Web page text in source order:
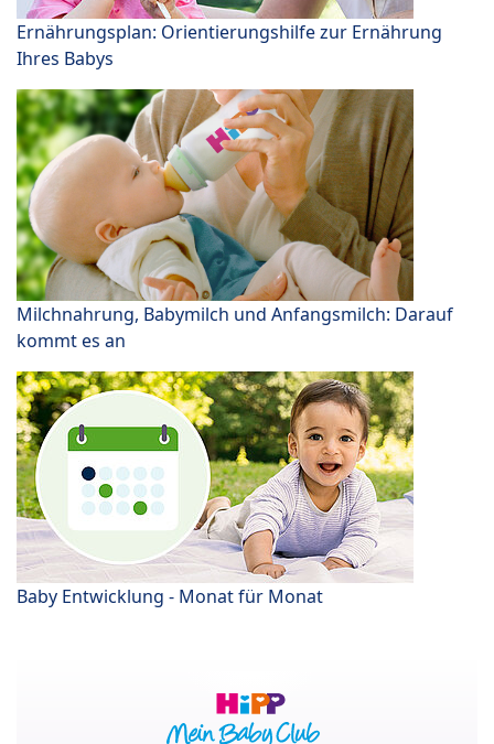
Ernährungsplan: Orientierungshilfe zur Ernährung
Ihres Babys
Milchnahrung, Babymilch und Anfangsmilch: Darauf
kommt es an
Baby Entwicklung - Monat für Monat